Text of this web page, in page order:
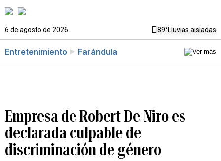
6 de agosto de 2026 89°Lluvias aisladas
Entretenimiento Farándula
Empresa de Robert De Niro es
declarada culpable de
discriminación de género